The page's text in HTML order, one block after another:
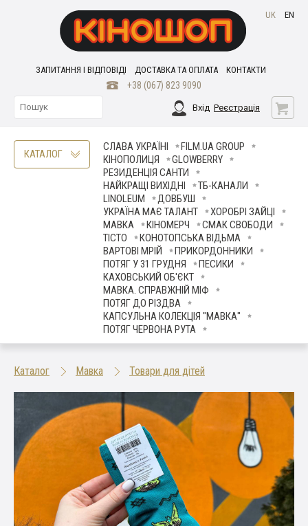
ЗАПИТАННЯ І ВІДПОВІДІ ДОСТАВКА ТА ОПЛАТА КОНТАКТИ
+38 (067) 823 9090
UK EN
Вхід Реєстрація
КАТАЛОГ
СЛАВА УКРАЇНІ
FILM.UA GROUP
КІНОПОЛИЦЯ
GLOWBERRY
РЕЗИДЕНЦІЯ САНТИ
НАЙКРАЩІ ВИХІДНІ
ТБ-КАНАЛИ
LINOLEUM
ДОВБУШ
УКРАЇНА МАЄ ТАЛАНТ
ХОРОБРІ ЗАЙЦІ
МАВКА
КІНОМЕРЧ
СМАК СВОБОДИ
ТІСТО
КОНОТОПСЬКА ВІДЬМА
ВАРТОВІ МРІЙ
ПРИКОРДОННИКИ
ПОТЯГ У 31 ГРУДНЯ
ПЕСИКИ
КАХОВСЬКИЙ ОБ'ЄКТ
МАВКА. СПРАВЖНІЙ МІФ
ПОТЯГ ДО РІЗДВА
КАПСУЛЬНА КОЛЕКЦІЯ "МАВКА"
ПОТЯГ ЧЕРВОНА РУТА
Каталог Мавка Товари для дітей